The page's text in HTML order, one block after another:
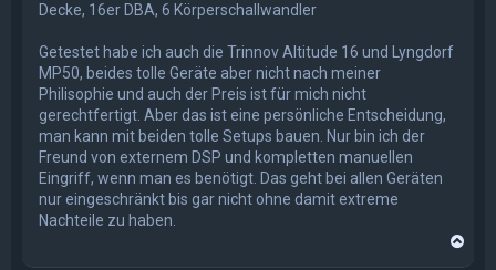
Decke, 16er DBA, 6 Körperschallwandler
Getestet habe ich auch die Trinnov Altitude 16 und Lyngdorf
MP50, beides tolle Geräte aber nicht nach meiner
Philisophie und auch der Preis ist für mich nicht
gerechtfertigt. Aber das ist eine persönliche Entscheidung,
man kann mit beiden tolle Setups bauen. Nur bin ich der
Freund von externem DSP und kompletten manuellen
Eingriff, wenn man es benötigt. Das geht bei allen Geräten
nur eingeschränkt bis gar nicht ohne damit extreme
Nachteile zu haben.